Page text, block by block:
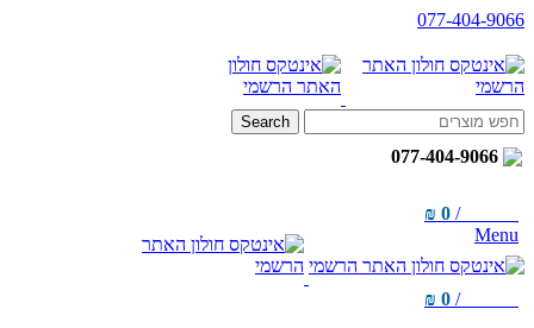
077-404-9066
Search
077-404-9066
/
₪ 0
Menu
/
₪ 0